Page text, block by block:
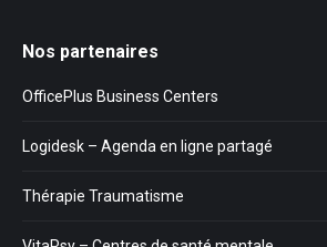
Nos partenaires
OfficePlus Business Centers
Logidesk – Agenda en ligne partagé
Thérapie Traumatisme